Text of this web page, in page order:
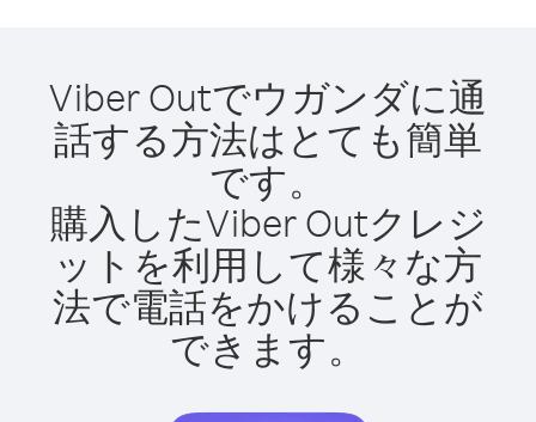
Viber Outでウガンダに通
話する方法はとても簡単
です。
購入したViber Outクレジ
ットを利用して様々な方
法で電話をかけることが
できます。